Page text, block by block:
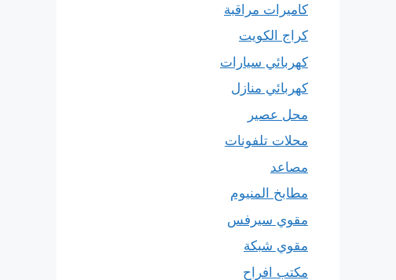
كاميرات مراقبة
كراج الكويت
كهربائي سيارات
كهربائي منازل
محل عصير
محلات تلفونات
مصاعد
مطابخ المنيوم
مقوي سيرفس
مقوي شبكة
مكتب افراح